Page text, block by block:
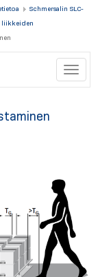
Schmersalin SLC-
liikkeiden
Toggle